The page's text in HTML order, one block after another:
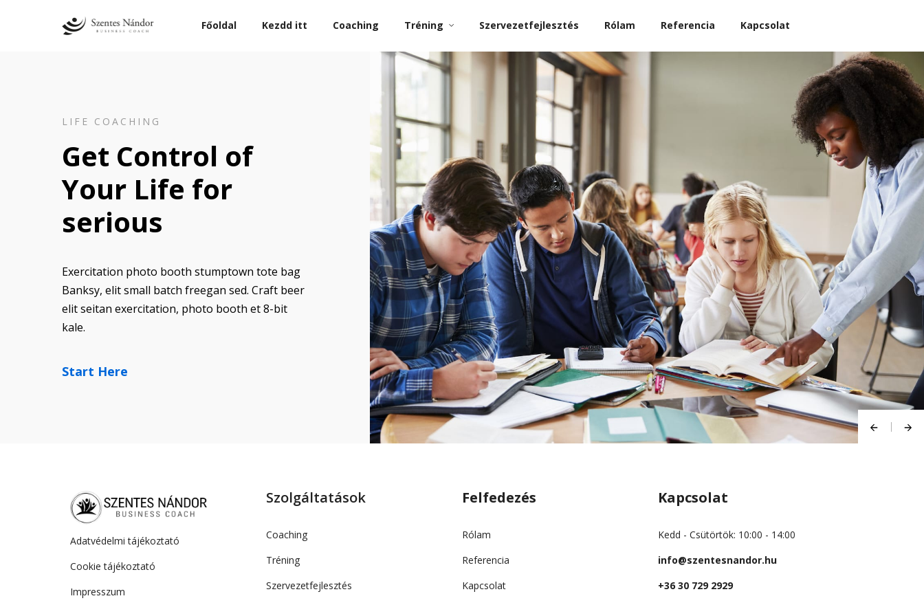
Főoldal Kezdd itt Coaching Tréning Szervezetfejlesztés Rólam Referencia Kapcsolat
LIFE COACHING
Get Control of
Your Life for
serious
Exercitation photo booth stumptown tote bag
Banksy, elit small batch freegan sed. Craft beer
elit seitan exercitation, photo booth et 8-bit
kale.
Start Here
Adatvédelmi tájékoztató
Cookie tájékoztató
Impresszum
Szolgáltatások
Coaching
Tréning
Szervezetfejlesztés
Felfedezés
Rólam
Referencia
Kapcsolat
Kapcsolat
Kedd - Csütörtök: 10:00 - 14:00
info@szentesnandor.hu
+36 30 729 2929